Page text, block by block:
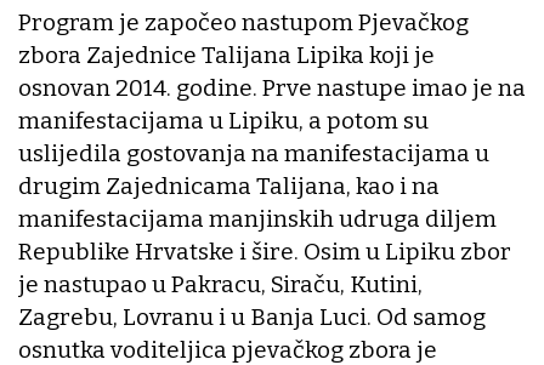
Program je započeo nastupom Pjevačkog
zbora Zajednice Talijana Lipika koji je
osnovan 2014. godine. Prve nastupe imao je na
manifestacijama u Lipiku, a potom su
uslijedila gostovanja na manifestacijama u
drugim Zajednicama Talijana, kao i na
manifestacijama manjinskih udruga diljem
Republike Hrvatske i šire. Osim u Lipiku zbor
je nastupao u Pakracu, Siraču, Kutini,
Zagrebu, Lovranu i u Banja Luci. Od samog
osnutka voditeljica pjevačkog zbora je